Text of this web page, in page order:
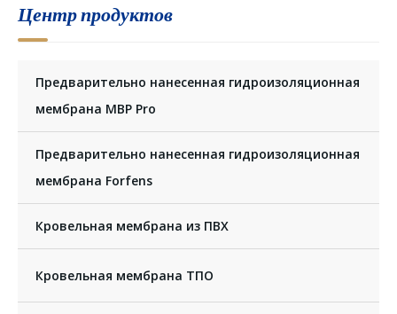
Центр продуктов
Предварительно нанесенная гидроизоляционная
мембрана MBP Pro
Предварительно нанесенная гидроизоляционная
мембрана Forfens
Кровельная мембрана из ПВХ
Кровельная мембрана ТПО